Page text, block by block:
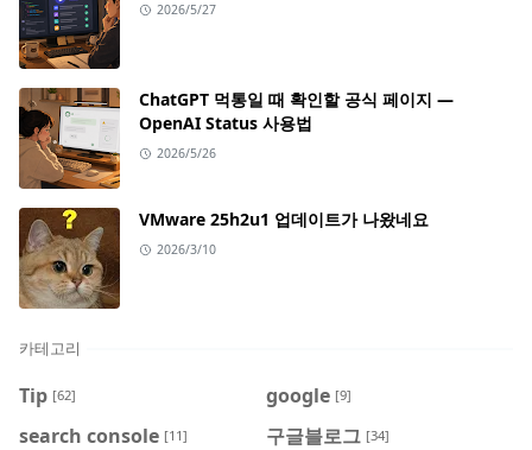
2026/5/27
ChatGPT 먹통일 때 확인할 공식 페이지 —
OpenAI Status 사용법
2026/5/26
VMware 25h2u1 업데이트가 나왔네요
2026/3/10
카테고리
Tip [62] google [9]
search console [11] 구글블로그 [34]